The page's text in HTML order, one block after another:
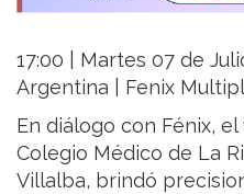
17:00 | Martes 07 de
Argentina | Fenix
En diálogo con Fénix,
Colegio Médico de La
Villalba, brindó